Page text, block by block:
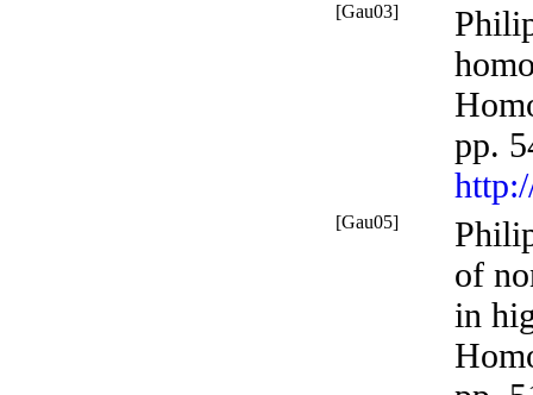
[Gau03]
pp.
[Gau05]
of
in